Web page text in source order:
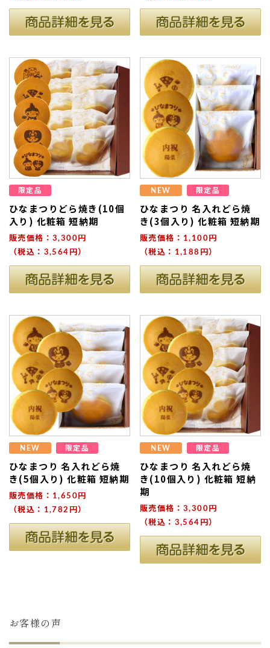
限定品
ひなまつりどら焼き(10個
入り) 化粧箱 短納期
販売価格：3,300円
（税込：3,564円）
NEW 限定品
ひなまつり 名入れどら焼
き(3個入り) 化粧箱 短納期
販売価格：1,100円
（税込：1,188円）
NEW 限定品
ひなまつり 名入れどら焼
き(5個入り) 化粧箱 短納期
販売価格：1,650円
（税込：1,782円）
NEW 限定品
ひなまつり 名入れどら焼
き(10個入り) 化粧箱 短納
期
販売価格：3,300円
（税込：3,564円）
お客様の声